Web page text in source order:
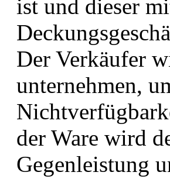
ist und dieser
Der Verkäufer
unternehmen,
der Ware wird
Gegenleistung